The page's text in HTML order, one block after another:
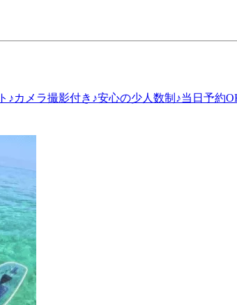
♪カメラ撮影付き♪安心の少人数制♪当日予約